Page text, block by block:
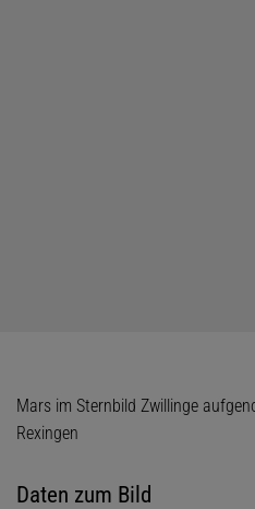
Mars im Sternbild Zwillinge
Rexingen
Daten zum Bild